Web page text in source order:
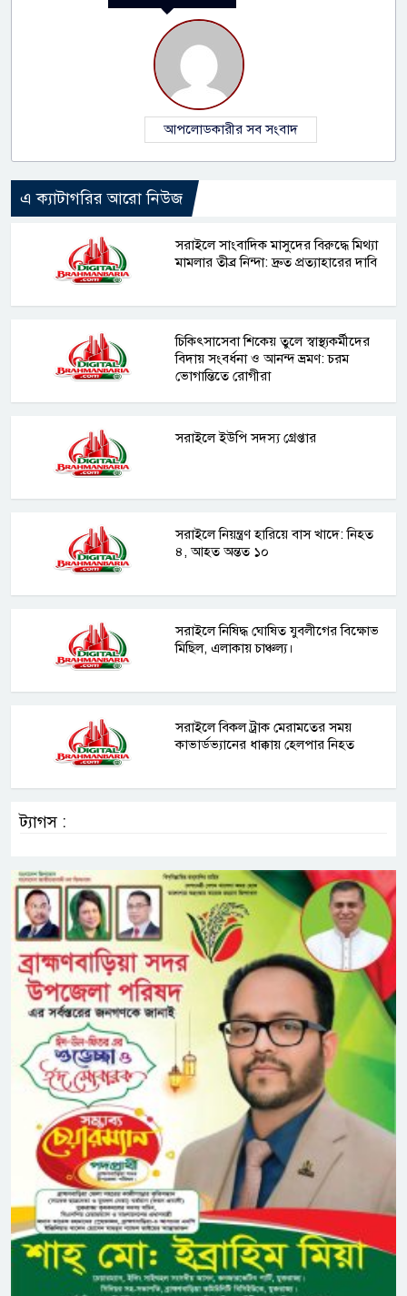
আপলোডকারীর সব সংবাদ
এ ক্যাটাগরির আরো নিউজ
সরাইলে সাংবাদিক মাসুদের বিরুদ্ধে মিথ্যা
মামলার তীব্র নিন্দা: দ্রুত প্রত্যাহারের দাবি
চিকিৎসাসেবা শিকেয় তুলে স্বাস্থ্যকর্মীদের
বিদায় সংবর্ধনা ও আনন্দ ভ্রমণ: চরম
ভোগান্তিতে রোগীরা
সরাইলে ইউপি সদস্য গ্রেপ্তার
সরাইলে নিয়ন্ত্রণ হারিয়ে বাস খাদে: নিহত
৪, আহত অন্তত ১০
সরাইলে নিষিদ্ধ ঘোষিত যুবলীগের বিক্ষোভ
মিছিল, এলাকায় চাঞ্চল্য।
সরাইলে বিকল ট্রাক মেরামতের সময়
কাভার্ডভ্যানের ধাক্কায় হেলপার নিহত
ট্যাগস :